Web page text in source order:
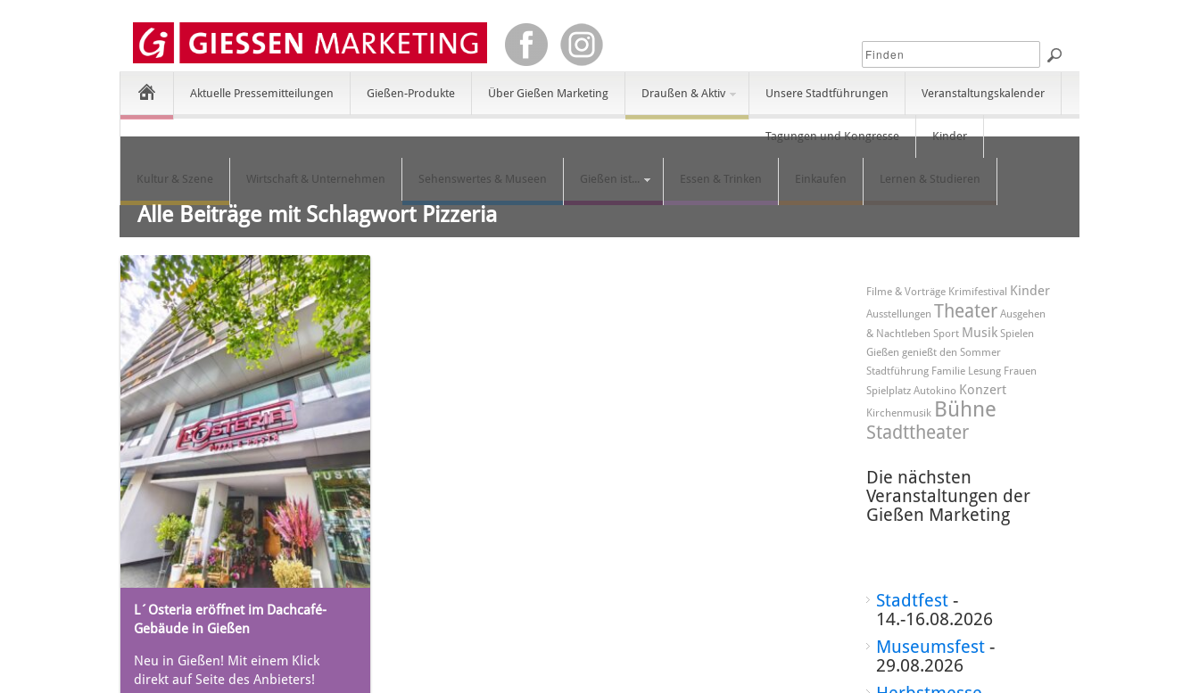
Aktuelle Pressemitteilungen Gießen-Produkte Über Gießen Marketing Draußen & Aktiv Unsere Stadtführungen Veranstaltungskalender
Tagungen und Kongresse Kinder
Kultur & Szene Wirtschaft & Unternehmen Sehenswertes & Museen Gießen ist... Essen & Trinken Einkaufen Lernen & Studieren
Alle Beiträge mit Schlagwort Pizzeria
L´Osteria eröffnet im Dachcafé-
Gebäude in Gießen
Neu in Gießen! Mit einem Klick
direkt auf Seite des Anbieters!
Filme & Vorträge Krimifestival Kinder
Ausstellungen Theater Ausgehen
& Nachtleben Sport Musik Spielen
Gießen genießt den Sommer
Stadtführung Familie Lesung Frauen
Spielplatz Autokino Konzert
Kirchenmusik Bühne
Stadttheater
Die nächsten
Veranstaltungen der
Gießen Marketing
Stadtfest-
14.-16.08.2026
Museumsfest-
29.08.2026